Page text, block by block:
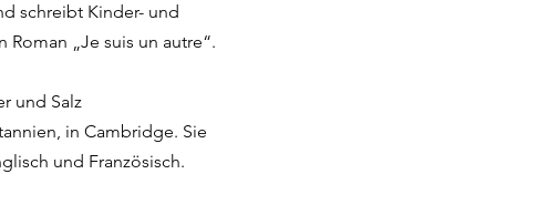
schreibt Kinder- und
„Je suis un autre“.
und Salz
in Cambridge. Sie
und Französisch.